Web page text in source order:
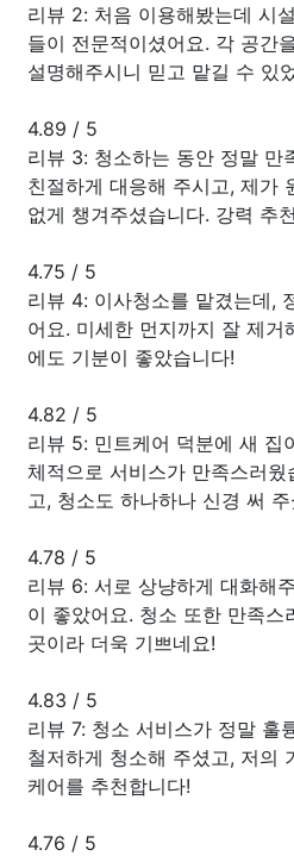
리뷰 2: 처음 이용해봤는데 시
들이 전문적이셨어요. 각 공간
설명해주시니 믿고 맡길 수 있
4.89 / 5
리뷰 3: 청소하는 동안 정말 만
친절하게 대응해 주시고, 제가
없게 챙겨주셨습니다. 강력 추
4.75 / 5
리뷰 4: 이사청소를 맡겼는데,
어요. 미세한 먼지까지 잘 제거
에도 기분이 좋았습니다!
4.82 / 5
리뷰 5: 민트케어 덕분에 새 집
체적으로 서비스가 만족스러
고, 청소도 하나하나 신경 써
4.78 / 5
리뷰 6: 서로 상냥하게 대화해
이 좋았어요. 청소 또한 만족스
곳이라 더욱 기쁘네요!
4.83 / 5
리뷰 7: 청소 서비스가 정말 훌
철저하게 청소해 주셨고, 저의
케어를 추천합니다!
4.76 / 5